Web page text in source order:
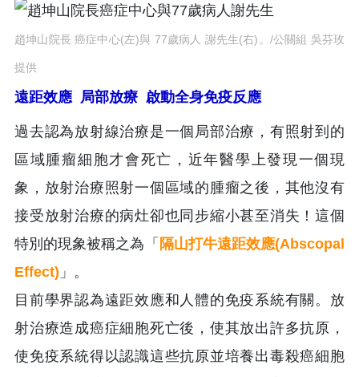
趙坤山院長 癌症中心(左)與 77歲病人 謝先生(右)。/公關組 吳芬玫
提供
遠距效應 局部放療 啟動全身免疫反應
過去認為放射線治療是一個局部治療，有照射到的
區域腫瘤細胞才會死亡，近年醫學上發現一個現
象，放射治療照射一個區域的腫瘤之後，其他沒有
接受放射治療的病灶卻也同步縮小甚至消失！這個
特別的現象被稱之為「 隔山打牛遠距效應(Abscopal
Effect) 」。
目前學界認為遠距效應和人體的免疫系統有關。放
射治療造成癌症細胞死亡後，使其放出許多抗原，
使免疫系統得以認識這些抗原並培養出毒殺癌細胞